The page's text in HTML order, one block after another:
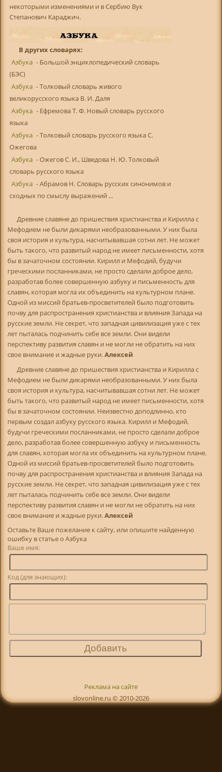
В других словарях:
Азбука - Большой энциклопедический словарь
(БЭС)
Азбука - Толковый словарь живого
великорусского языка В. И. Даля
Азбука - Ефремова Т. Ф. Новый словарь русского
языка
Азбука - Толковый словарь русского языка С.
Ожегова
Азбука - Ожегов С. И., Шведова Н. Ю. Толковый
словарь русского языка
Азбука - Абрамов Н. Словарь русских синонимов и
сходных по смыслу выражений ...
Древние славяне до пришествия христианства и Кирилла с
Мефодием не были дикарями необразованными. У них была
своя история и культура, насчитывавшая сотни лет. Не может
быть такого, что развитый народ не имеет письменности, хотя
бы в зачаточном состоянии. Кирилл и Мефодий, будучи
греческими посланниками, не просто сделали доброе дело,
разработав более совершенную азбуку и письменность для
славян, которая могла их объединить на культурном плане.
Одной из миссий братьев-просветителей было подготовить
почву для распространения христианства и влияния Запада на
русские земли. Не секрет, что западная цивилизация уже с тех
лет пыталась подчинить себе все земли. Они видели
перспективу развития славян и не могли не обратить на них
свое внимание и жадные руки.Алексей
Древние славяне до пришествия христианства и Кирилла с
Мефодием не были дикарями необразованными. У них была
своя история и культура, насчитывавшая сотни лет. Не может
быть такого, что развитый народ не имеет письменности, хотя
бы в зачаточном состоянии. Неизвестно доподлинно, кто
первым создал азбуку русского языка. Кирилл и Мефодий,
будучи греческими посланниками, не просто сделали доброе
дело, разработав более совершенную азбуку и письменность
для славян, которая могла их объединить на культурном плане.
Одной из миссий братьев-просветителей было подготовить
почву для распространения христианства и влияния Запада на
русские земли. Не секрет, что западная цивилизация уже с тех
лет пыталась подчинить себе все земли. Они видели
перспективу развития славян и не могли не обратить на них
свое внимание и жадные руки.Алексей
Оставьте Ваше пожелание к сайту, или опишите найденную
ошибку в статье о Азбука
Ваше имя:
Код (для знающих):
Реклама на сайте
slovonline.ru © 2010-2026